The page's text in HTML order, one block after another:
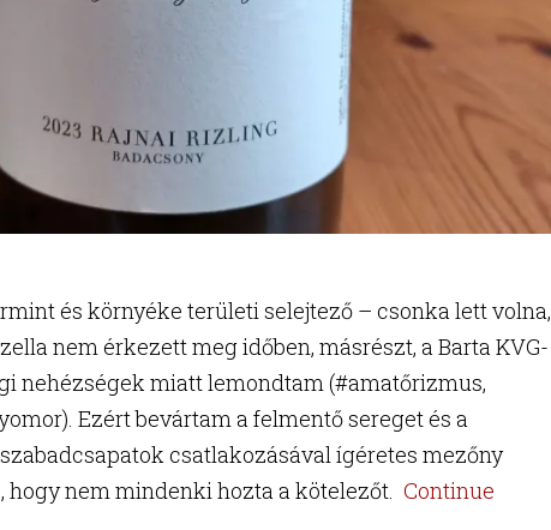
és környéke területi selejtező – csonka lett volna,
nem érkezett meg időben, másrészt, a Barta KVG-
nehézségek miatt lemondtam (#amatőrizmus,
Ezért bevártam a felmentő sereget és a
csatlakozásával ígéretes mezőny
hogy nem mindenki hozta a kötelezőt. Continue